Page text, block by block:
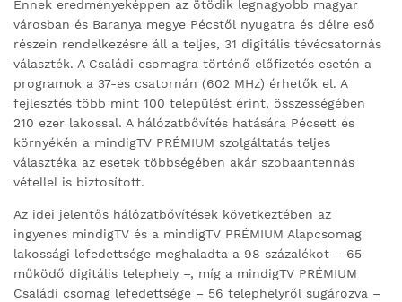
Ennek eredményeképpen az ötödik legnagyobb magyar
városban és Baranya megye Pécstől nyugatra és délre eső
részein rendelkezésre áll a teljes, 31 digitális tévécsatornás
választék. A Családi csomagra történő előfizetés esetén a
programok a 37-es csatornán (602 MHz) érhetők el. A
fejlesztés több mint 100 települést érint, összességében
210 ezer lakossal. A hálózatbővítés hatására Pécsett és
környékén a mindigTV PRÉMIUM szolgáltatás teljes
választéka az esetek többségében akár szobaantennás
vétellel is biztosított.
Az idei jelentős hálózatbővítések következtében az
ingyenes mindigTV és a mindigTV PRÉMIUM Alapcsomag
lakossági lefedettsége meghaladta a 98 százalékot – 65
működő digitális telephely –, míg a mindigTV PRÉMIUM
Családi csomag lefedettsége – 56 telephelyről sugározva –